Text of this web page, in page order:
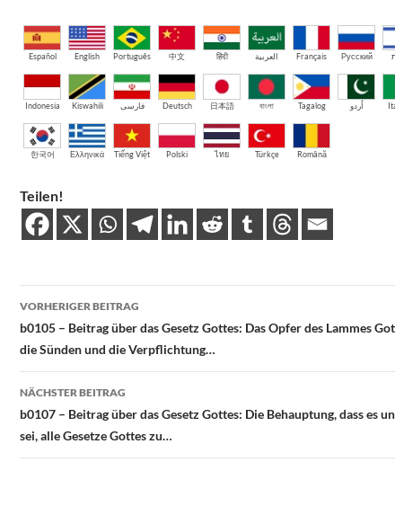
Español English Português 中文 हिंदी العربية Français Русский
Indonesia Kiswahili فارسی Deutsch 日本語 বাংলা Tagalog اُردو
한국어 Ελληνικά Tiếng Việt Polski ไทย Türkçe Română
Teilen!
Beitragsnavigation
VORHERIGER BEITRAG
b0105 – Beitrag über das Gesetz Gottes: Das Opfer des Lammes
die Sünden und die Verpflichtung…
NÄCHSTER BEITRAG
b0107 – Beitrag über das Gesetz Gottes: Die Behauptung, dass es
sei, alle Gesetze Gottes zu…